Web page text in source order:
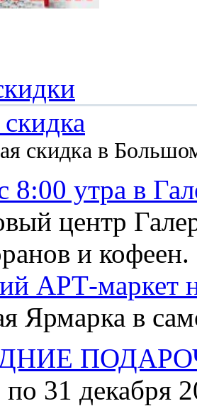
скидка в
8:00 утра в
центр
и кофеен.
АРТ-маркет
Ярмарка в
31 декабря